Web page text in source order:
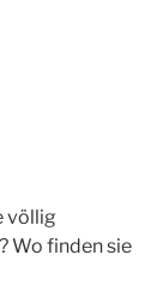
völlig
Wo finden sie